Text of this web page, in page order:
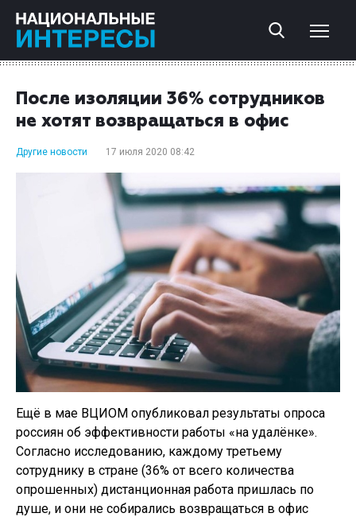
После изоляции 36% сотрудников
не хотят возвращаться в офис
Другие новости 17 июля 2020 08:42
Ещё в мае ВЦИОМ опубликовал результаты опроса
россиян об эффективности работы «на удалёнке».
Согласно исследованию, каждому третьему
сотруднику в стране (36% от всего количества
опрошенных) дистанционная работа пришлась по
душе, и они не собирались возвращаться в офис